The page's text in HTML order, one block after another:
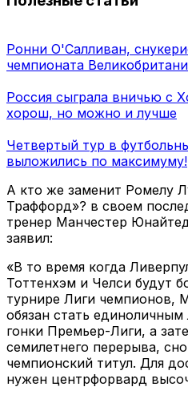
Ронни О'Салливан,
чемпионата
Россия сыграла вничью с
хорош, но можно и лучше
Четвертый тур в
выложились по максимуму!
А кто же заменит Ромелу
Траффорд»? в своем
тренер Манчестер
заявил:
«В то время когда
Тоттенхэм и Челси будут
турнире Лиги чемпионов,
обязан стать
гонки Премьер-Лиги, а
семилетнего перерыва,
чемпионский титул. Для
нужен центрфорвард